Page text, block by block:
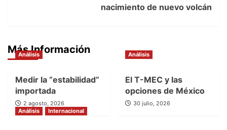
nacimiento de nuevo volcán
Más Información
Análisis
Medir la “estabilidad”
importada
2 agosto, 2026
Análisis
El T-MEC y las
opciones de México
30 julio, 2026
Análisis
Internacional